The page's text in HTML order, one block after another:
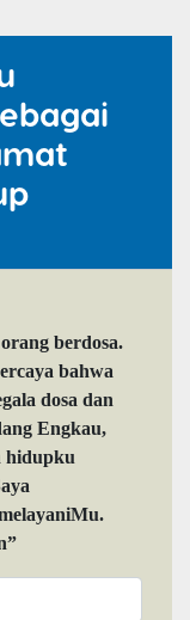
berdosa.
bahwa
dosa dan
Engkau,
hidupku